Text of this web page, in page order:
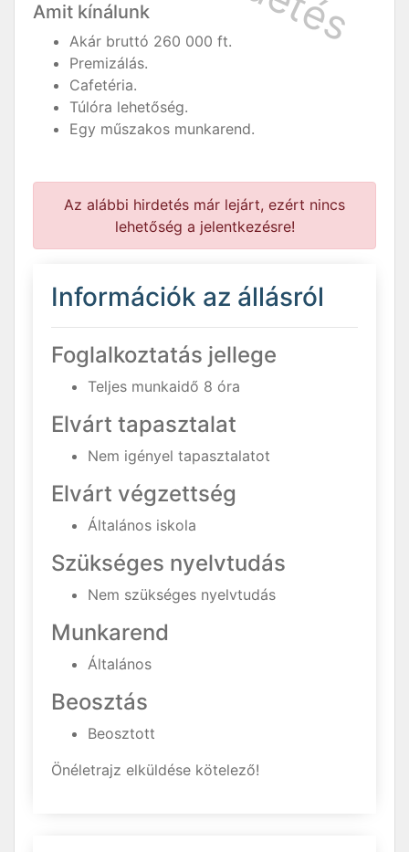
Amit kínálunk
Akár bruttó 260 000 ft.
Premizálás.
Cafetéria.
Túlóra lehetőség.
Egy műszakos munkarend.
Az alábbi hirdetés már lejárt, ezért nincs
lehetőség a jelentkezésre!
Információk az állásról
Foglalkoztatás jellege
Teljes munkaidő 8 óra
Elvárt tapasztalat
Nem igényel tapasztalatot
Elvárt végzettség
Általános iskola
Szükséges nyelvtudás
Nem szükséges nyelvtudás
Munkarend
Általános
Beosztás
Beosztott
Önéletrajz elküldése kötelező!